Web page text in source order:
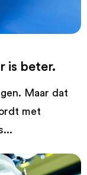
is beter.
Maar dat
met